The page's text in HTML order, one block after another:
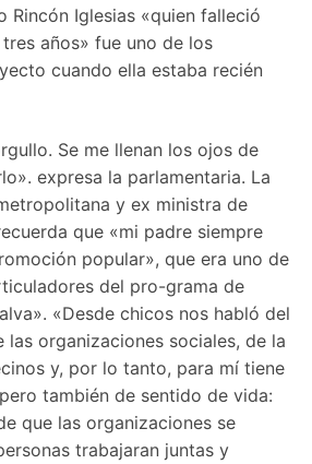
Rincón Iglesias «quien falleció
años» fue uno de los
cuando ella estaba recién
Se me llenan los ojos de
expresa la parlamentaria. La
y ex ministra de
que «mi padre siempre
popular», que era uno de
del pro-grama de
«Desde chicos nos habló del
organizaciones sociales, de la
y, por lo tanto, para mí tiene
también de sentido de vida:
que las organizaciones se
trabajaran juntas y